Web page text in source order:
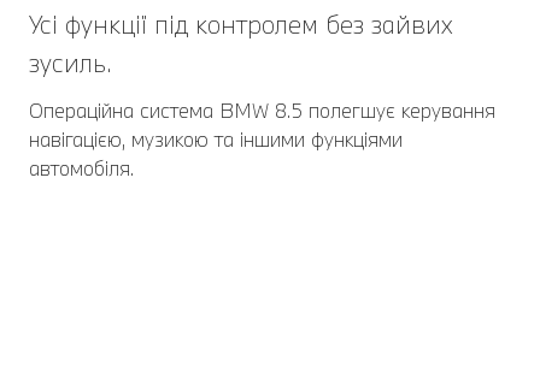
Усі функції під контролем без зайвих
зусиль.
Операційна система BMW 8.5 полегшує керування
навігацією, музикою та іншими функціями
автомобіля.